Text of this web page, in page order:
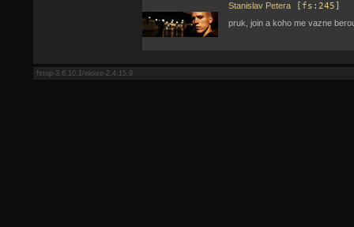
Stanislav Petera [fs:245]
pruk, join a koho me vazne
fstop-3.6.10.1/eloise-2.4.15.9